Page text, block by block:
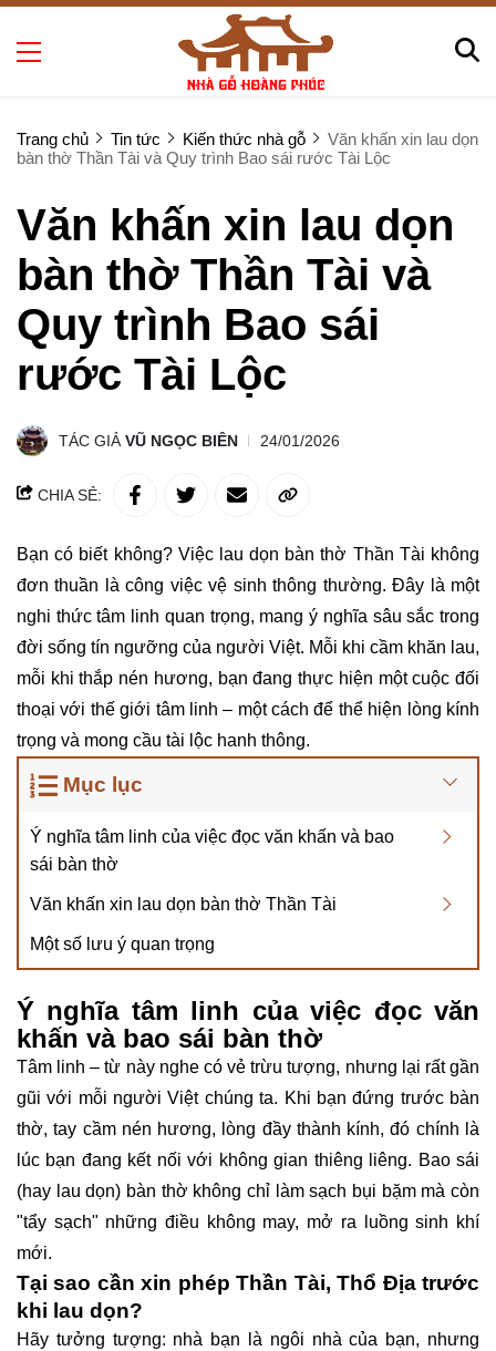
Trang chủ Tin tức Kiến thức nhà gỗ
Văn khấn xin lau dọn
bàn thờ Thần Tài và Quy trình Bao sái rước Tài Lộc
Văn khấn xin lau dọn
bàn thờ Thần Tài và
Quy trình Bao sái
rước Tài Lộc
TÁC GIẢVŨ NGỌC BIÊN 24/01/2026
CHIA SẺ:
Bạn có biết không? Việc lau dọn bàn thờ Thần Tài không
đơn thuần là công việc vệ sinh thông thường. Đây là một
nghi thức tâm linh quan trọng, mang ý nghĩa sâu sắc trong
đời sống tín ngưỡng của người Việt. Mỗi khi cầm khăn lau,
mỗi khi thắp nén hương, bạn đang thực hiện một cuộc đối
thoại với thế giới tâm linh – một cách để thể hiện lòng kính
trọng và mong cầu tài lộc hanh thông.
Mục lục
Ý nghĩa tâm linh của việc đọc văn khấn và bao
sái bàn thờ
Văn khấn xin lau dọn bàn thờ Thần Tài
Một số lưu ý quan trọng
Ý nghĩa tâm linh của việc đọc văn
khấn và bao sái bàn thờ
Tâm linh – từ này nghe có vẻ trừu tượng, nhưng lại rất gần
gũi với mỗi người Việt chúng ta. Khi bạn đứng trước bàn
thờ, tay cầm nén hương, lòng đầy thành kính, đó chính là
lúc bạn đang kết nối với không gian thiêng liêng. Bao sái
(hay lau dọn) bàn thờ không chỉ làm sạch bụi bặm mà còn
"tẩy sạch" những điều không may, mở ra luồng sinh khí
mới.
Tại sao cần xin phép Thần Tài, Thổ Địa trước
khi lau dọn?
Hãy tưởng tượng: nhà bạn là ngôi nhà của bạn, nhưng